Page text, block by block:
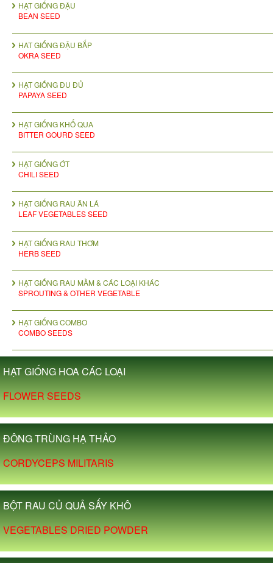
HẠT GIỐNG ĐẬU
BEAN SEED
HAT GIỐNG ĐẬU BẮP
OKRA SEED
HẠT GIỐNG ĐU ĐỦ
PAPAYA SEED
HẠT GIỐNG KHỔ QUA
BITTER GOURD SEED
HẠT GIỐNG ỚT
CHILI SEED
HẠT GIỐNG RAU ĂN LÁ
LEAF VEGETABLES SEED
HẠT GIỐNG RAU THƠM
HERB SEED
HẠT GIỐNG RAU MẦM & CÁC LOẠI KHÁC
SPROUTING & OTHER VEGETABLE
HẠT GIỐNG COMBO
COMBO SEEDS
HẠT GIỐNG HOA CÁC LOẠI
FLOWER SEEDS
ĐÔNG TRÙNG HẠ THẢO
CORDYCEPS MILITARIS
BỘT RAU CỦ QUẢ SẤY KHÔ
VEGETABLES DRIED POWDER